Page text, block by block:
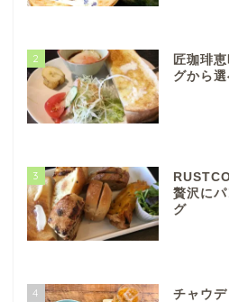
2
匠珈琲
グから選
3
贅沢に
グ
4
チャウ